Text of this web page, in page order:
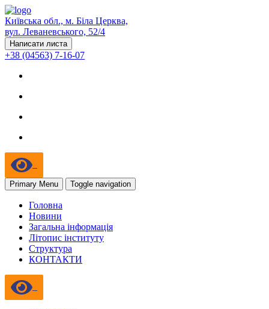
Київська обл., м. Біла Церква,
вул. Леваневського, 52/4
Написати листа
+38 (04563) 7-16-07
Primary Menu Toggle navigation
Головна
Новини
Загальна інформація
Літопис інституту
Структура
КОНТАКТИ